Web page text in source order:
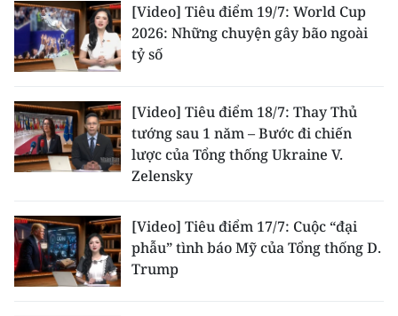
[Video] Tiêu điểm 19/7: World Cup
2026: Những chuyện gây bão ngoài
tỷ số
[Video] Tiêu điểm 18/7: Thay Thủ
tướng sau 1 năm – Bước đi chiến
lược của Tổng thống Ukraine V.
Zelensky
[Video] Tiêu điểm 17/7: Cuộc “đại
phẫu” tình báo Mỹ của Tổng thống D.
Trump